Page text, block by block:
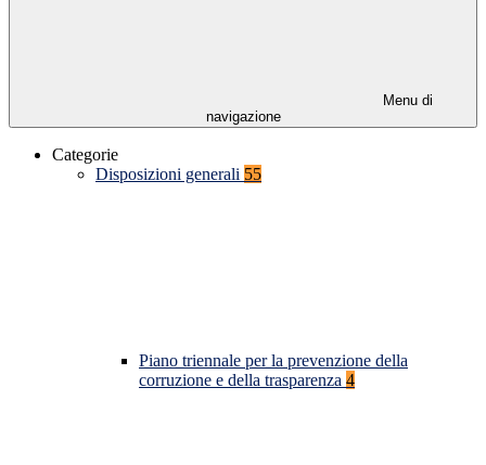
Menu di
navigazione
Categorie
Disposizioni generali 55
Piano triennale per la prevenzione della
corruzione e della trasparenza 4